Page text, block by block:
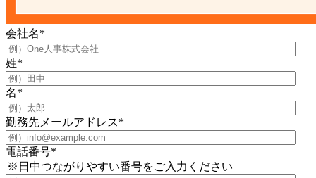
会社名*
姓*
名*
勤務先メールアドレス*
電話番号*
※日中つながりやすい番号をご入力ください